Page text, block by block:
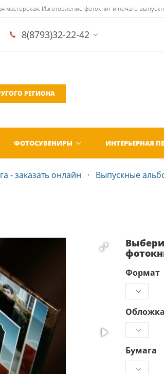
мастерская. Изготовление фотокниг и печать
8(8793)32-22-42
РЕГИОНА
ФОТОСУВЕНИРЫ ИНТЕРЬЕРНАЯ
- заказать онлайн Выпускные
Формат
Обложка
Бумага